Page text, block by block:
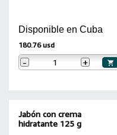
Disponible en Cuba
180.76 usd
- +
Jabón con crema
hidratante 125 g